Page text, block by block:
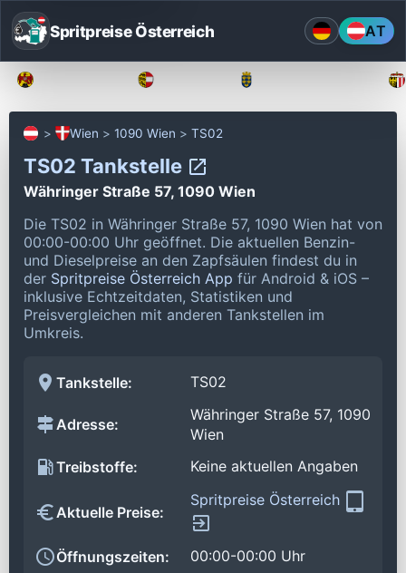
Spritpreise Österreich AT
Wien 1090 Wien TS02
TS02 Tankstelle
Währinger Straße 57, 1090 Wien
Die TS02 in Währinger Straße 57, 1090 Wien hat von
00:00-00:00 Uhr geöffnet. Die aktuellen Benzin-
und Dieselpreise an den Zapfsäulen findest du in
der Spritpreise Österreich App für Android & iOS –
inklusive Echtzeitdaten, Statistiken und
Preisvergleichen mit anderen Tankstellen im
Umkreis.
Tankstelle: TS02
Adresse:
Währinger Straße 57, 1090
Wien
Treibstoffe:
Keine aktuellen Angaben
Aktuelle Preise:
Spritpreise Österreich
Öffnungszeiten:
00:00-00:00 Uhr